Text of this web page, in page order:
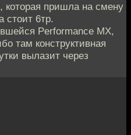
которая пришла на смену
стоит 6тр.
Performance MX,
там конструктивная
вылазит через